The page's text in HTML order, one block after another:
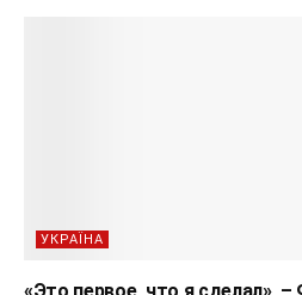
УКРАЇНА